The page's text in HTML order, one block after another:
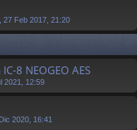
27 Feb 2017, 21:20
8 NEOGEO AES
2021, 12:59
2020, 16:41